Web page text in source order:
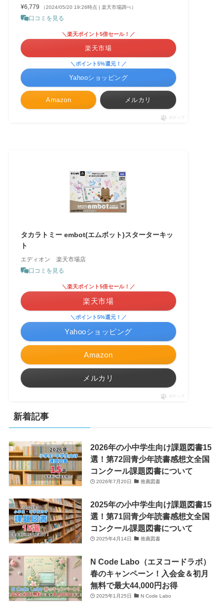
¥6,779
（2024/05/20 19:26時点 | 楽天市場調べ）
口コミを見る
Amazon
＼楽天ポイント5倍セール！／
楽天市場
＼ポイント5%還元！／
Yahooショッピング
メルカリ
ポチップ
タカラトミー embot(エムボット)スターターキッ
ト
エディオン 楽天市場店
口コミを見る
Amazon
＼楽天ポイント5倍セール！／
楽天市場
＼ポイント5%還元！／
Yahooショッピング
メルカリ
ポチップ
新着記事
2026年の小中学生向け課題図書15
選！第72回青少年読書感想文全国
コンクール課題図書について
2026年7月20日 推薦図書
2025年の小中学生向け課題図書15
選！第71回青少年読書感想文全国
コンクール課題図書について
2025年4月14日 推薦図書
N Code Labo（エヌコードラボ）
春のキャンペーン！入会金＆初月
無料で最大44,000円お得
2025年1月25日 N Code Labo